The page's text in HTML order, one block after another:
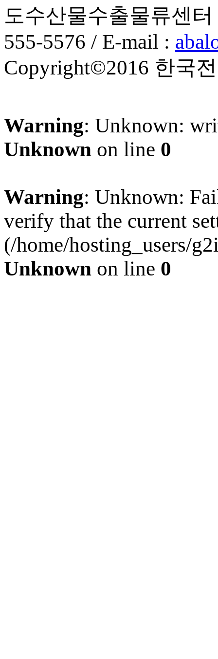
도수산물수출물류센터
555-5576 / E-mail :
Copyright©2016 한국
Warning: Unknown:
Unknown on line 0
Warning: Unknown:
verify that the current
(/home/hosting_users/
Unknown on line 0